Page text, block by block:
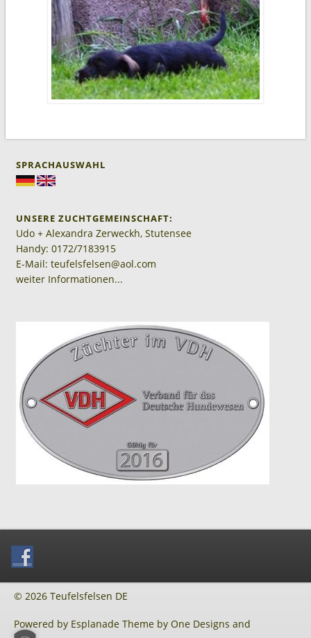
SPRACHAUSWAHL
UNSERE ZUCHTGEMEINSCHAFT:
Udo + Alexandra Zerweckh, Stutensee
Handy: 0172/7183915
E-Mail: teufelsfelsen@aol.com
weiter Informationen...
© 2026 Teufelsfelsen DE
Powered by Esplanade Theme by One Designs and